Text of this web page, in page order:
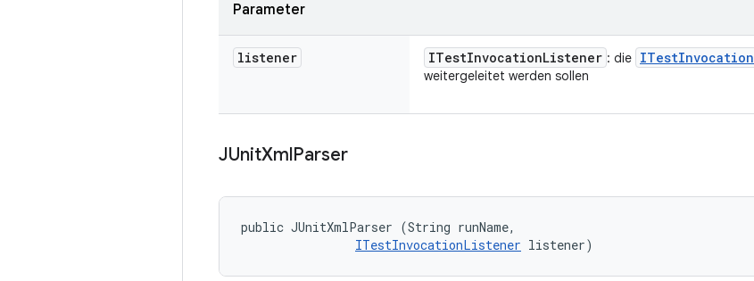
Parameter
listener ITestInvocationListener : die ITestInvocation
weitergeleitet werden sollen
JUnitXmlParser
public JUnitXmlParser (String runName,
ITestInvocationListener listener)